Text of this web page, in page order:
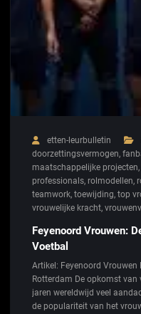
etten-leurbulletin
doorzettingsvermogen,
maatschappelijke projecten,
professionals, rolmodellen,
teamwork, toewijding, top
vrouwelijke kracht,
Feyenoord Vrouwen:
Voetbal
Artikel: Feyenoord Vrouwen
Rotterdam De opkomst
jaren wereldwijd veel
de populariteit van het